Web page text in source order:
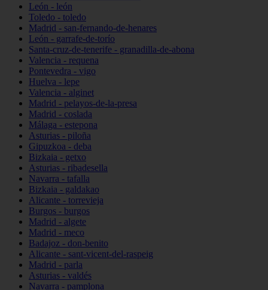
León - león
Toledo - toledo
Madrid - san-fernando-de-henares
León - garrafe-de-torío
Santa-cruz-de-tenerife - granadilla-de-abona
Valencia - requena
Pontevedra - vigo
Huelva - lepe
Valencia - alginet
Madrid - pelayos-de-la-presa
Madrid - coslada
Málaga - estepona
Asturias - piloña
Gipuzkoa - deba
Bizkaia - getxo
Asturias - ribadesella
Navarra - tafalla
Bizkaia - galdakao
Alicante - torrevieja
Burgos - burgos
Madrid - algete
Madrid - meco
Badajoz - don-benito
Alicante - sant-vicent-del-raspeig
Madrid - parla
Asturias - valdés
Navarra - pamplona